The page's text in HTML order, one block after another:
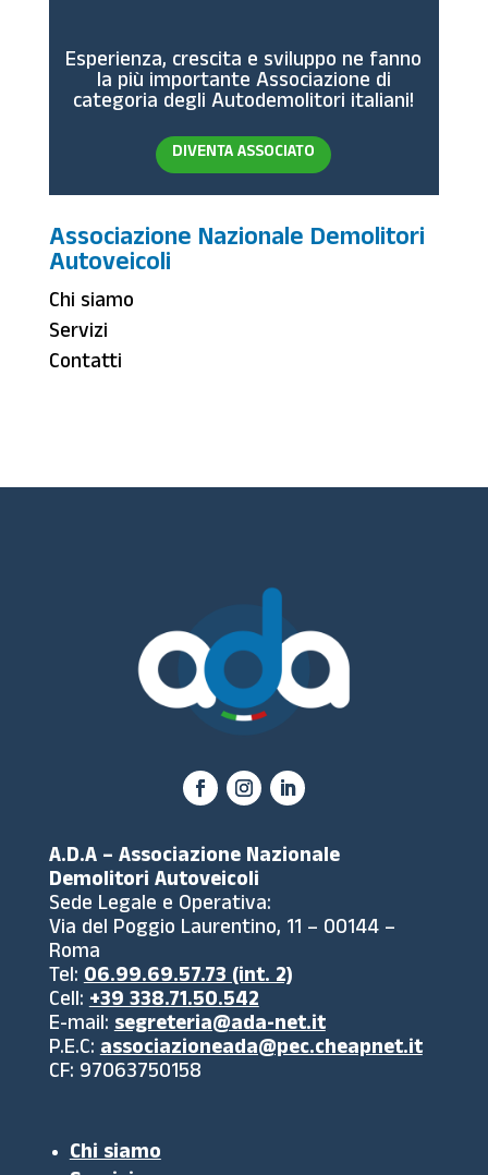
Esperienza, crescita e sviluppo ne fanno
la più importante Associazione di
categoria degli Autodemolitori italiani!
DIVENTA ASSOCIATO
Associazione Nazionale Demolitori
Autoveicoli
Chi siamo
Servizi
Contatti
A.D.A – Associazione Nazionale
Demolitori Autoveicoli
Sede Legale e Operativa:
Via del Poggio Laurentino, 11 – 00144 –
Roma
Tel:06.99.69.57.73 (int. 2)
Cell:+39 338.71.50.542
E-mail:segreteria@ada-net.it
P.E.C:associazioneada@pec.cheapnet.it
CF: 97063750158
Chi siamo